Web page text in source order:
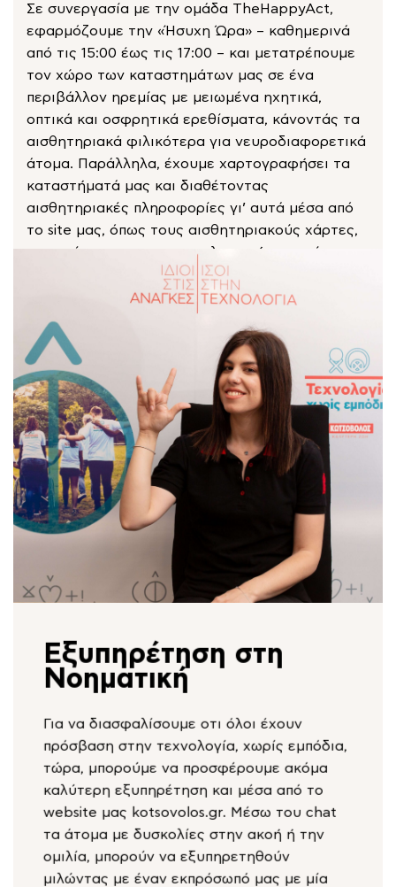
Σε συνεργασία με την ομάδα TheHappyAct,
εφαρμόζουμε την «Ήσυχη Ώρα» – καθημερινά
από τις 15:00 έως τις 17:00 – και μετατρέπουμε
τον χώρο των καταστημάτων μας σε ένα
περιβάλλον ηρεμίας με μειωμένα ηχητικά,
οπτικά και οσφρητικά ερεθίσματα, κάνοντάς τα
αισθητηριακά φιλικότερα για νευροδιαφορετικά
άτομα. Παράλληλα, έχουμε χαρτογραφήσει τα
καταστήματά μας και διαθέτοντας
αισθητηριακές πληροφορίες γι’ αυτά μέσα από
το site μας, όπως τους αισθητηριακούς χάρτες,
προσφέρουμε μια συμπεριληπτική εμπειρία
Quiet Hour
Χαρτογραφημένα Καταστήματα
Εξυπηρέτηση στη
Νοηματική
Για να διασφαλίσουμε οτι όλοι έχουν
πρόσβαση στην τεχνολογία, χωρίς εμπόδια,
τώρα, μπορούμε να προσφέρουμε ακόμα
καλύτερη εξυπηρέτηση και μέσα από το
website μας kotsovolos.gr. Μέσω του chat
τα άτομα με δυσκολίες στην ακοή ή την
ομιλία, μπορούν να εξυπηρετηθούν
μιλώντας με έναν εκπρόσωπό μας με μία